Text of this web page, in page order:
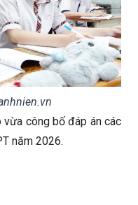
công bố đáp án các
năm 2026.